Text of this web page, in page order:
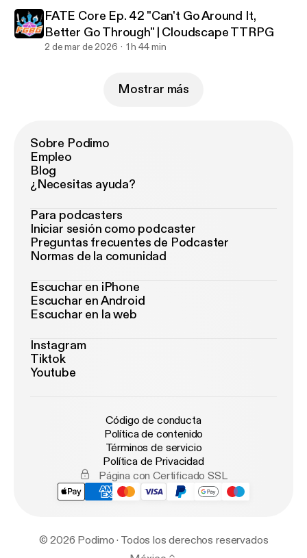
FATE Core Ep. 42 "Can't Go Around It,
Better Go Through" | Cloudscape TTRPG
2 de mar de 2026 1 h 44 min
Mostrar más
Sobre Podimo
Empleo
Blog
¿Necesitas ayuda?
Para podcasters
Iniciar sesión como podcaster
Preguntas frecuentes de Podcaster
Normas de la comunidad
Escuchar en iPhone
Escuchar en Android
Escuchar en la web
Instagram
Tiktok
Youtube
Código de conducta
Política de contenido
Términos de servicio
Política de Privacidad
Página con Certificado SSL
© 2026 Podimo · Todos los derechos reservados